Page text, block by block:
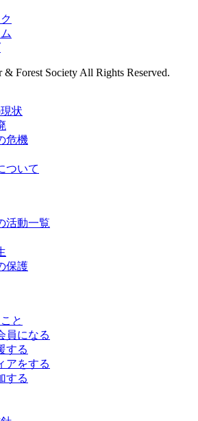
Forest Society All Rights Reserved.
状
危機
ついて
活動一覧
保護
と
員になる
する
アをする
する